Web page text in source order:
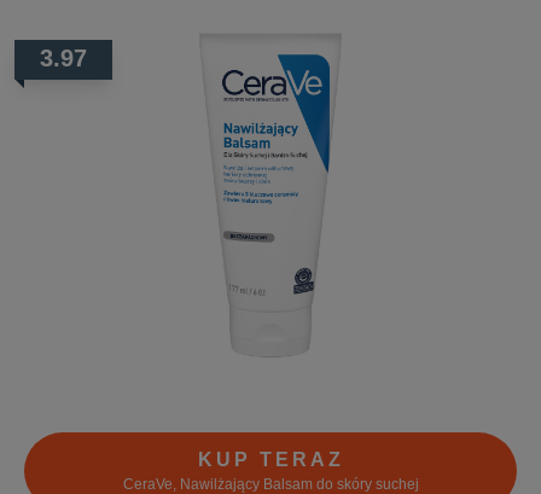
3.97
KUP TERAZ
CeraVe, Nawilżający Balsam do skóry suchej